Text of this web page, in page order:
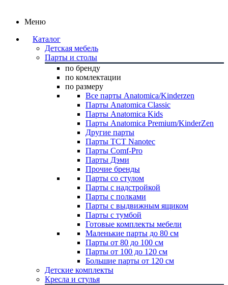
Меню
Каталог
Детская мебель
Парты и столы
по бренду
по комлектации
по размеру
Все парты Anatomica/Kinderzen
Парты Anatomica Classic
Парты Anatomica Kids
Парты Anatomica Premium/KinderZen
Другие парты
Парты TCT Nanotec
Парты Comf-Pro
Парты Дэми
Прочие бренды
Парты со стулом
Парты с надстройкой
Парты с полками
Парты с выдвижным ящиком
Парты с тумбой
Готовые комплекты мебели
Маленькие парты до 80 см
Парты от 80 до 100 см
Парты от 100 до 120 см
Большие парты от 120 см
Детские комплекты
Кресла и стулья